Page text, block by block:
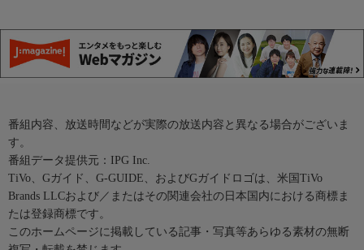
番組内容、放送時間などが実際の放送内容と異なる場合がございま
す。
番組データ提供元：IPG Inc.
TiVo、Gガイド、G-GUIDE、およびGガイドロゴは、米国TiVo
Brands LLCおよび／またはその関連会社の日本国内における商標ま
たは登録商標です。
このホームページに掲載している記事・写真等あらゆる素材の無断